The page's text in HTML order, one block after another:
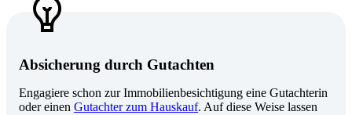
Absicherung durch Gutachten
Engagiere schon zur Immobilienbesichtigung eine Gutachterin
oder einen Gutachter zum Hauskauf. Auf diese Weise lassen